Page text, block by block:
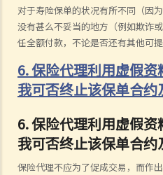
对于寿险保单的状况有所不同（因
没有甚么不妥当的地方（例如欺诈
任全额付款，不论是否还有其他可提
6. 保险代理利用虚假资
我可否终止该保单合约
6.保险代理利用虚假资
我可否终止该保单合约
保险代理不应为了促成交易，而作